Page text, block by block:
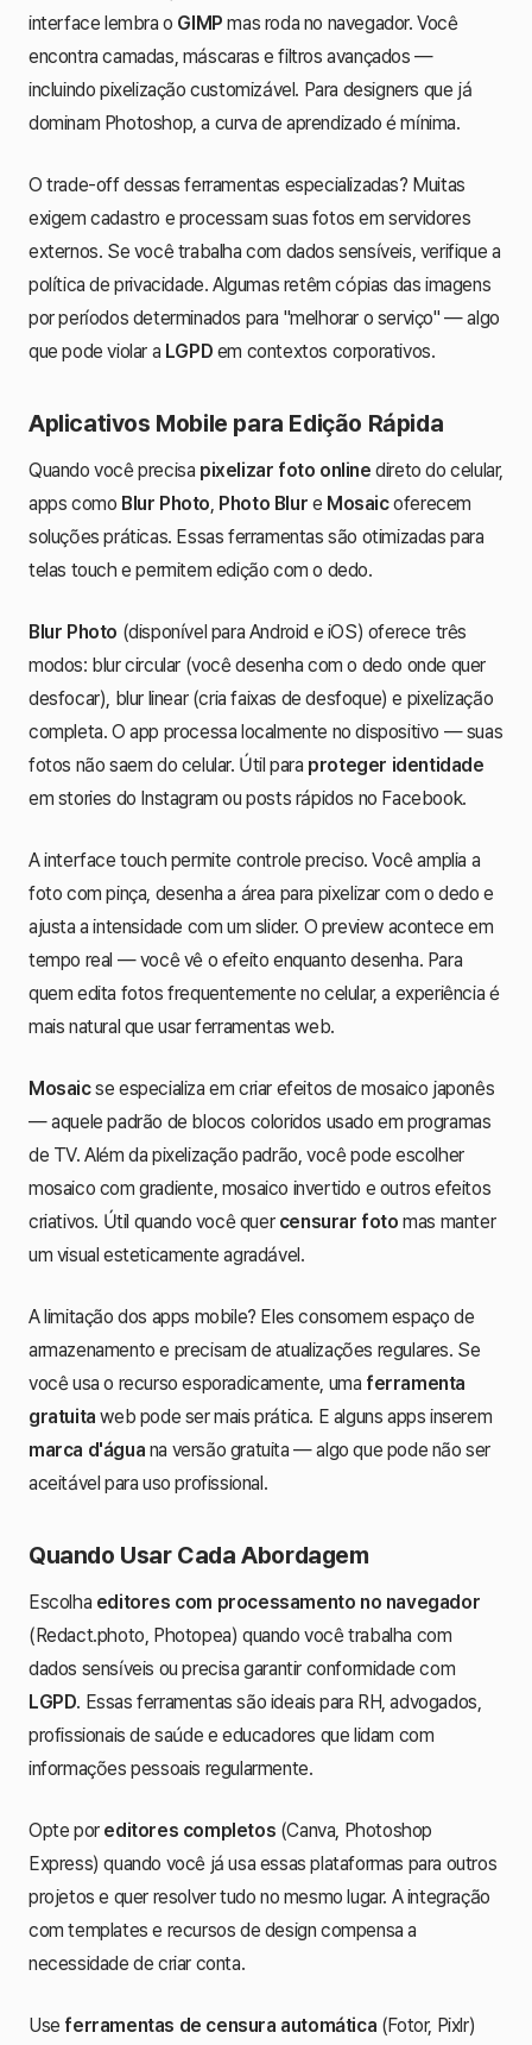
interface lembra o GIMP mas roda no navegador. Você
encontra camadas, máscaras e filtros avançados —
incluindo pixelização customizável. Para designers que já
dominam Photoshop, a curva de aprendizado é mínima.
O trade-off dessas ferramentas especializadas? Muitas
exigem cadastro e processam suas fotos em servidores
externos. Se você trabalha com dados sensíveis, verifique a
política de privacidade. Algumas retêm cópias das imagens
por períodos determinados para "melhorar o serviço" — algo
que pode violar a LGPD em contextos corporativos.
Aplicativos Mobile para Edição Rápida
Quando você precisa pixelizar foto online direto do celular,
apps como Blur Photo, Photo Blur e Mosaicoferecem
soluções práticas. Essas ferramentas são otimizadas para
telas touch e permitem edição com o dedo.
Blur Photo (disponível para Android e iOS) oferece três
modos: blur circular (você desenha com o dedo onde quer
desfocar), blur linear (cria faixas de desfoque) e pixelização
completa. O app processa localmente no dispositivo — suas
fotos não saem do celular. Útil para proteger identidade
em stories do Instagram ou posts rápidos no Facebook.
A interface touch permite controle preciso. Você amplia a
foto com pinça, desenha a área para pixelizar com o dedo e
ajusta a intensidade com um slider. O preview acontece em
tempo real — você vê o efeito enquanto desenha. Para
quem edita fotos frequentemente no celular, a experiência é
mais natural que usar ferramentas web.
Mosaicse especializa em criar efeitos de mosaico japonês
— aquele padrão de blocos coloridos usado em programas
de TV. Além da pixelização padrão, você pode escolher
mosaico com gradiente, mosaico invertido e outros efeitos
criativos. Útil quando você quer censurar foto mas manter
um visual esteticamente agradável.
A limitação dos apps mobile? Eles consomem espaço de
armazenamento e precisam de atualizações regulares. Se
você usa o recurso esporadicamente, uma ferramenta
gratuita web pode ser mais prática. E alguns apps inserem
marca d'água na versão gratuita — algo que pode não ser
aceitável para uso profissional.
Quando Usar Cada Abordagem
Escolha editores com processamento no navegador
(Redact.photo, Photopea) quando você trabalha com
dados sensíveis ou precisa garantir conformidade com
LGPD. Essas ferramentas são ideais para RH, advogados,
profissionais de saúde e educadores que lidam com
informações pessoais regularmente.
Opte por editores completos (Canva, Photoshop
Express) quando você já usa essas plataformas para outros
projetos e quer resolver tudo no mesmo lugar. A integração
com templates e recursos de design compensa a
necessidade de criar conta.
Use ferramentas de censura automática (Fotor, Pixlr)